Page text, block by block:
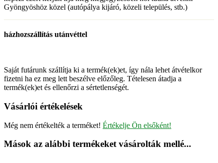
Gyöngyöshöz közel (autópálya kijáró, közeli település, stb.)
házhozszállítás utánvéttel
Saját futárunk szállítja ki a termék(ek)et, így nála lehet átvételkor
fizetni ha ez meg lett beszélve előzőleg. Tételesen átadja a
termék(ek)et és ellenőrzi a sértetlenségét.
Vásárlói értékelések
Még nem értékelték a terméket! Értékelje Ön elsőként!
Mások az alábbi termékeket vásárolták mellé...